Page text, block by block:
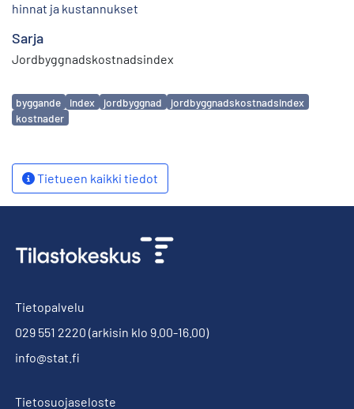
hinnat ja kustannukset
Sarja
Jordbyggnadskostnadsindex
Avainsanat
byggande index jordbyggnad
jordbyggnadskostnadsindex
kostnader
Tietueen kaikki tiedot
Tietopalvelu
029 551 2220 (arkisin klo 9.00-16.00)
info@stat.fi
Tietosuojaseloste